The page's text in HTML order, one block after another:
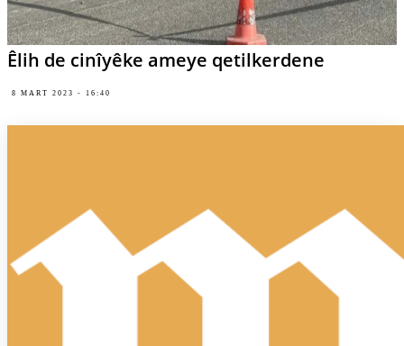
Êlih de cinîyêke ameye qetilkerdene
8 MART 2023 - 16:40